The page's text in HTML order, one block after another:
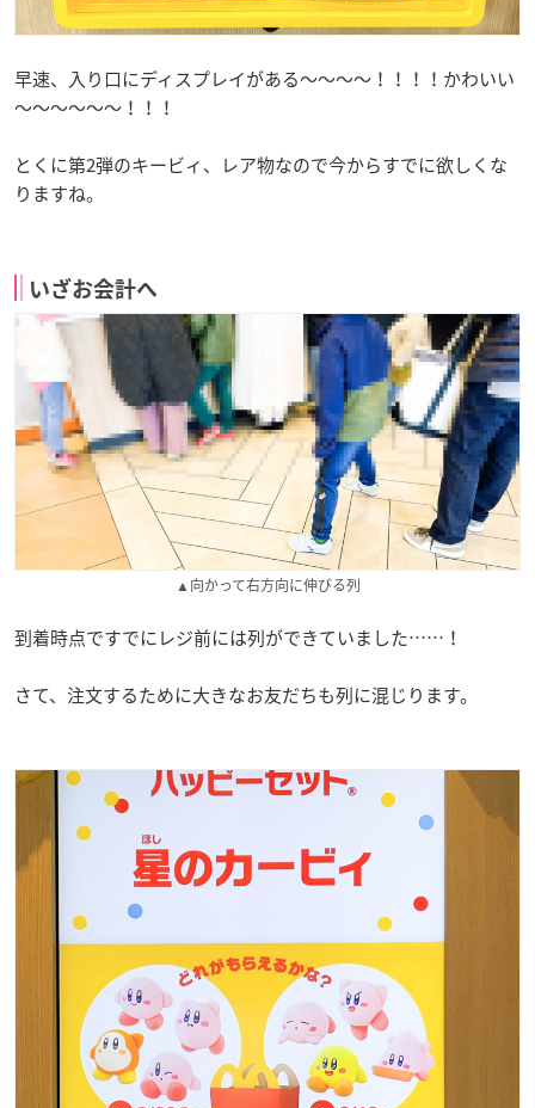
早速、入り口にディスプレイがある～～～～！！！！かわいい
～～～～～～！！！
とくに第2弾のキービィ、レア物なので今からすでに欲しくな
りますね。
いざお会計へ
▲向かって右方向に伸びる列
到着時点ですでにレジ前には列ができていました……！
さて、注文するために大きなお友だちも列に混じります。